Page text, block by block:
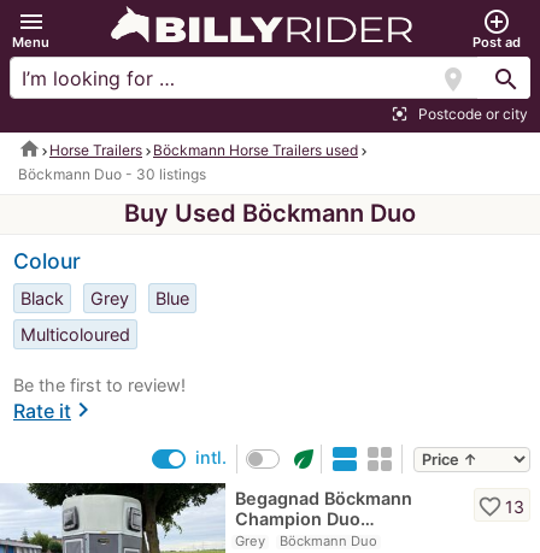
menu
Menu
add_circle_outline
Post ad
location_on search
center_focus_strong Postcode or city
home Horse Trailers
Böckmann Horse Trailers used
Böckmann Duo - 30 listings
Buy Used Böckmann Duo
Colour
Black Grey
Blue
Multicoloured
Be the first to review!
Rate itchevron_right
intl. eco
Begagnad Böckmann
Champion Duo…
Grey Böckmann Duo
favorite_border13